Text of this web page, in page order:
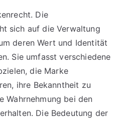
Die
sich auf die Verwaltung
deren Wert und Identität
Sie umfasst verschiedene
die Marke
ihre Bekanntheit zu
Wahrnehmung bei den
Die Bedeutung der